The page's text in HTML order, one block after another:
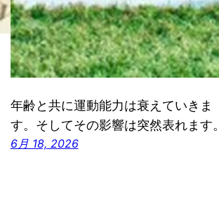
年齢と共に運動能力は衰えていきま
す。そしてその影響は突然表れます。
6月 18, 2026